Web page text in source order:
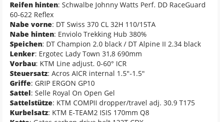
Reifen hinten: Schwalbe Johnny Watts Perf. DD RaceGuard
60-622 Reflex
Nabe vorne: DT Swiss 370 CL 32H 110/15TA
Nabe hinten: Enviolo Trekking Hub 380%
Speichen: DT Champion 2.0 black / DT Alpine II 2.34 black
Lenker: Ergotec Lady Town 31,8 690mm
Vorbau: KTM Line adjust. 0-60° ICR
Steuersatz: Acros AICR internal 1.5"-1.5"
Griffe: GRIP ERGON GP10
Sattel: Selle Royal On Open Gel
Sattelstütze: KTM COMPII dropper/travel adj. 30.9 T175
Kurbelsatz: KTM E-TEAM2 ISIS 170mm Q8